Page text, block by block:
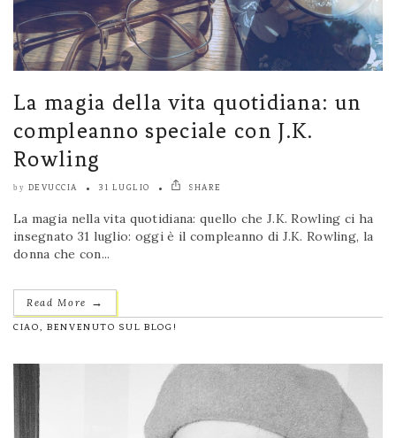
La magia della vita quotidiana: un
compleanno speciale con J.K.
Rowling
by DEVUCCIA 31 LUGLIO SHARE
La magia nella vita quotidiana: quello che J.K. Rowling ci ha
insegnato 31 luglio: oggi è il compleanno di J.K. Rowling, la
donna che con...
Read More →
CIAO, BENVENUTO SUL BLOG!